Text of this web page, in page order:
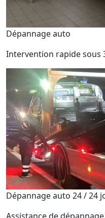
Dépannage auto
Intervention rapide sous
Dépannage auto 24 / 24